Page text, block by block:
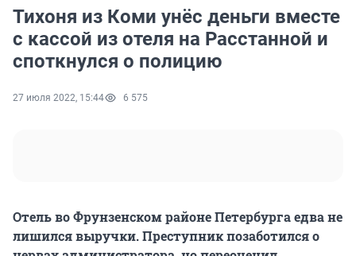
Тихоня из Коми унёс деньги вместе
с кассой из отеля на Расстанной и
споткнулся о полицию
27 июля 2022, 15:44 6 575
Отель во Фрунзенском районе Петербурга едва не
лишился выручки. Преступник позаботился о